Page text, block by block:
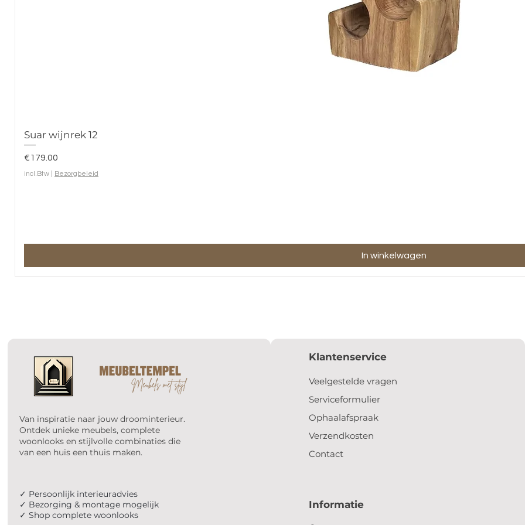
Suar wijnrek 12
Prijs
€179.00
incl.Btw Bezorgbeleid
In winkelwagen
Van inspiratie naar jouw droominterieur.
Ontdek unieke meubels, complete
woonlooks en stijlvolle combinaties die
van een huis een thuis maken.
✓ Persoonlijk interieuradvies
✓ Bezorging & montage mogelijk
✓ Shop complete woonlooks
Klantenservice
Veelgestelde vragen
Serviceformulier
Ophaalafspraak
Verzendkosten
Contact
Informatie